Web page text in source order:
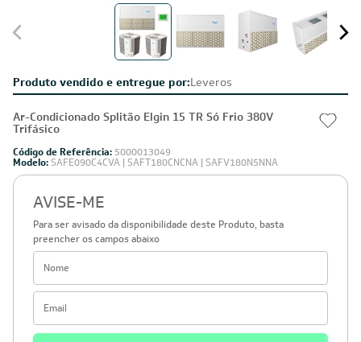
Produto vendido e entregue por:Leveros
Ar-Condicionado Splitão Elgin 15 TR Só Frio 380V
Trifásico
Código de Referência: 5000013049
Modelo:SAFE090C4CVA | SAFT180CNCNA | SAFV180N5NNA
AVISE-ME
Para ser avisado da disponibilidade deste Produto, basta
preencher os campos abaixo